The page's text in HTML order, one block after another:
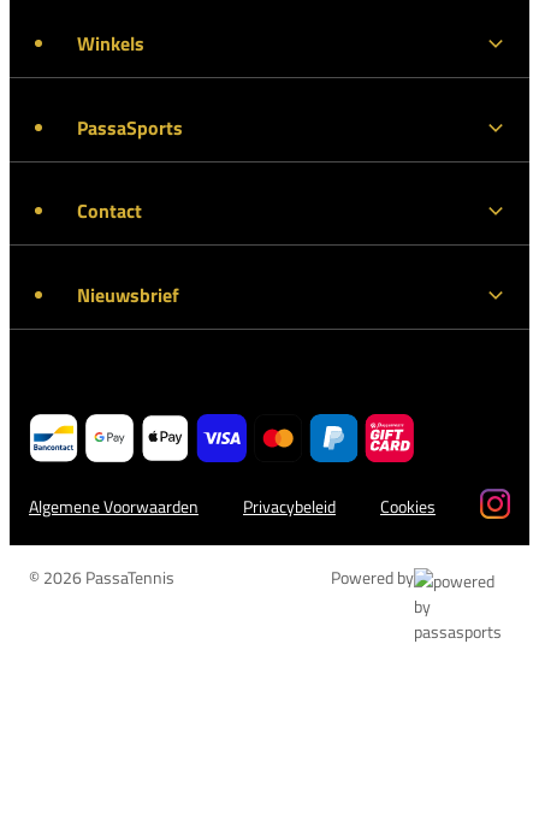
Winkels
PassaSports
Contact
Nieuwsbrief
Algemene Voorwaarden Privacybeleid Cookies
© 2026 PassaTennis Powered by